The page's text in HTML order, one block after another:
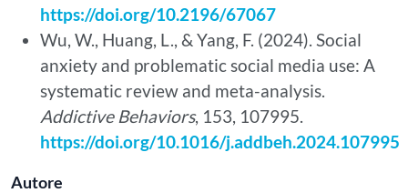
https://doi.org/10.2196/67067
Wu, W., Huang, L., & Yang, F. (2024). Social
anxiety and problematic social media use: A
systematic review and meta-analysis.
Addictive Behaviors, 153, 107995.
https://doi.org/10.1016/j.addbeh.2024.107995
Autore